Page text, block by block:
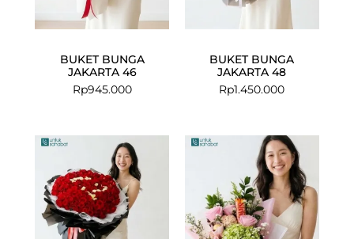
BUKET BUNGA
JAKARTA 46
Rp945.000
BUKET BUNGA
JAKARTA 48
Rp1.450.000